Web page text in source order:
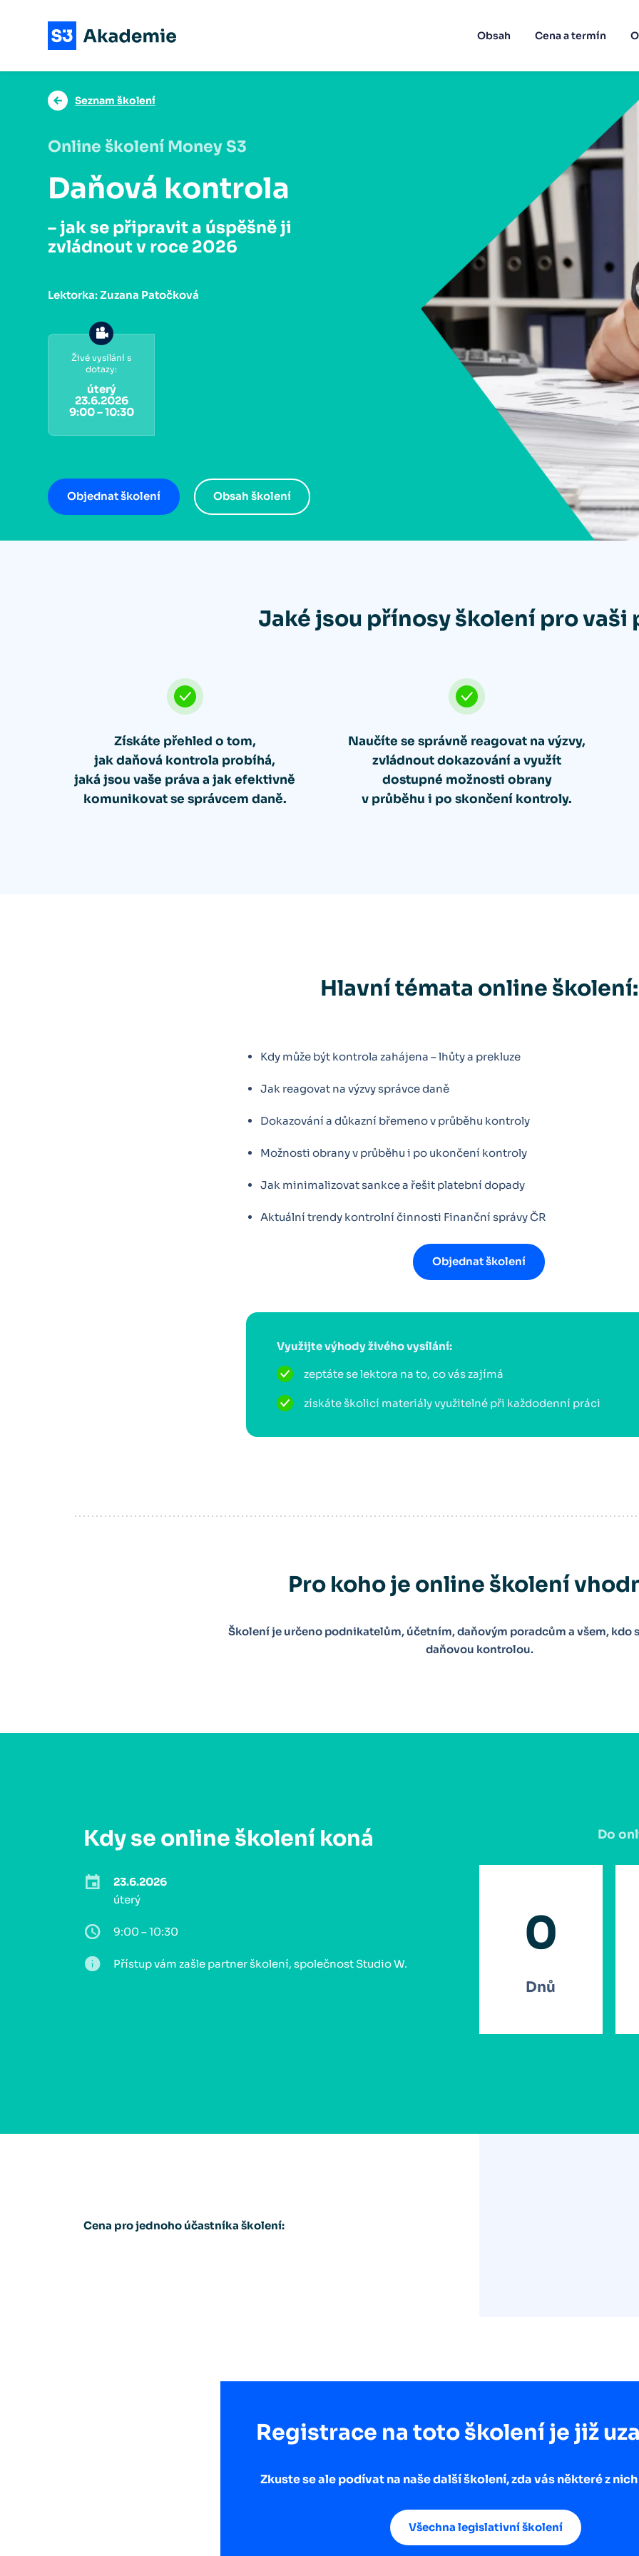
Obsah Cena a termín
Seznam školení
Online školení Money S3
Daňová kontrola
– jak se připravit a úspěšně ji
zvládnout v roce 2026
Lektorka: Zuzana Patočková
Živé vysílání s
dotazy:
úterý
23.6.2026
9:00 – 10:30
Objednat školení Obsah školení
Jaké jsou přínosy školení pro vaši
Získáte přehled o tom,
jak daňová kontrola probíhá,
jaká jsou vaše práva a jak efektivně
komunikovat se správcem daně.
Naučíte se správně reagovat na výzvy,
zvládnout dokazování a využít
dostupné možnosti obrany
v průběhu i po skončení kontroly.
Hlavní témata online školení:
Kdy může být kontrola zahájena – lhůty a prekluze
Jak reagovat na výzvy správce daně
Dokazování a důkazní břemeno v průběhu kontroly
Možnosti obrany v průběhu i po ukončení kontroly
Jak minimalizovat sankce a řešit platební dopady
Aktuální trendy kontrolní činnosti Finanční správy ČR
Objednat školení
Využijte výhody živého vysílání:
zeptáte se lektora na to, co vás zajímá
získáte školicí materiály využitelné při každodenní práci
Pro koho je online školení
Školení je určeno podnikatelům, účetním, daňovým poradcům a všem, kdo
daňovou kontrolou.
Kdy se online školení koná
23.6.2026
úterý
9:00 – 10:30
Přístup vám zašle partner školení, společnost Studio W.
Do
0
Dnů
Cena pro jednoho účastníka školení:
Registrace na toto školení je již
Zkuste se ale podívat na naše další školení, zda vás některé z
Všechna legislativní školení